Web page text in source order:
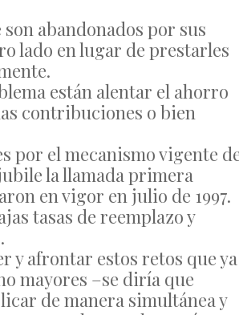
abandonados por sus
lado en lugar de prestarles
están alentar el ahorro
contribuciones o bien
por el mecanismo vigente
la llamada primera
en vigor en julio de 1997.
tasas de reemplazo y
y afrontar estos retos que ya
mayores –se diría que
de manera simultánea y